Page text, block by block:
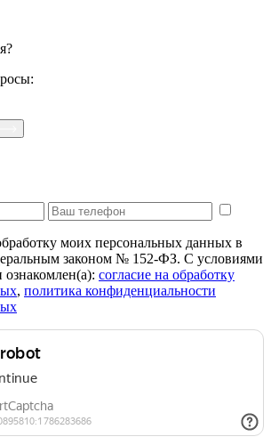
моих персональных данных в
законом № 152-ФЗ. С условиями
cогласие на обработку
, политика конфиденциальности